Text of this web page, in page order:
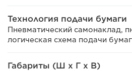
Технология подачи бумаги
Пневматический самонаклад,
логическая схема подачи
Габариты (Ш x Г x В)